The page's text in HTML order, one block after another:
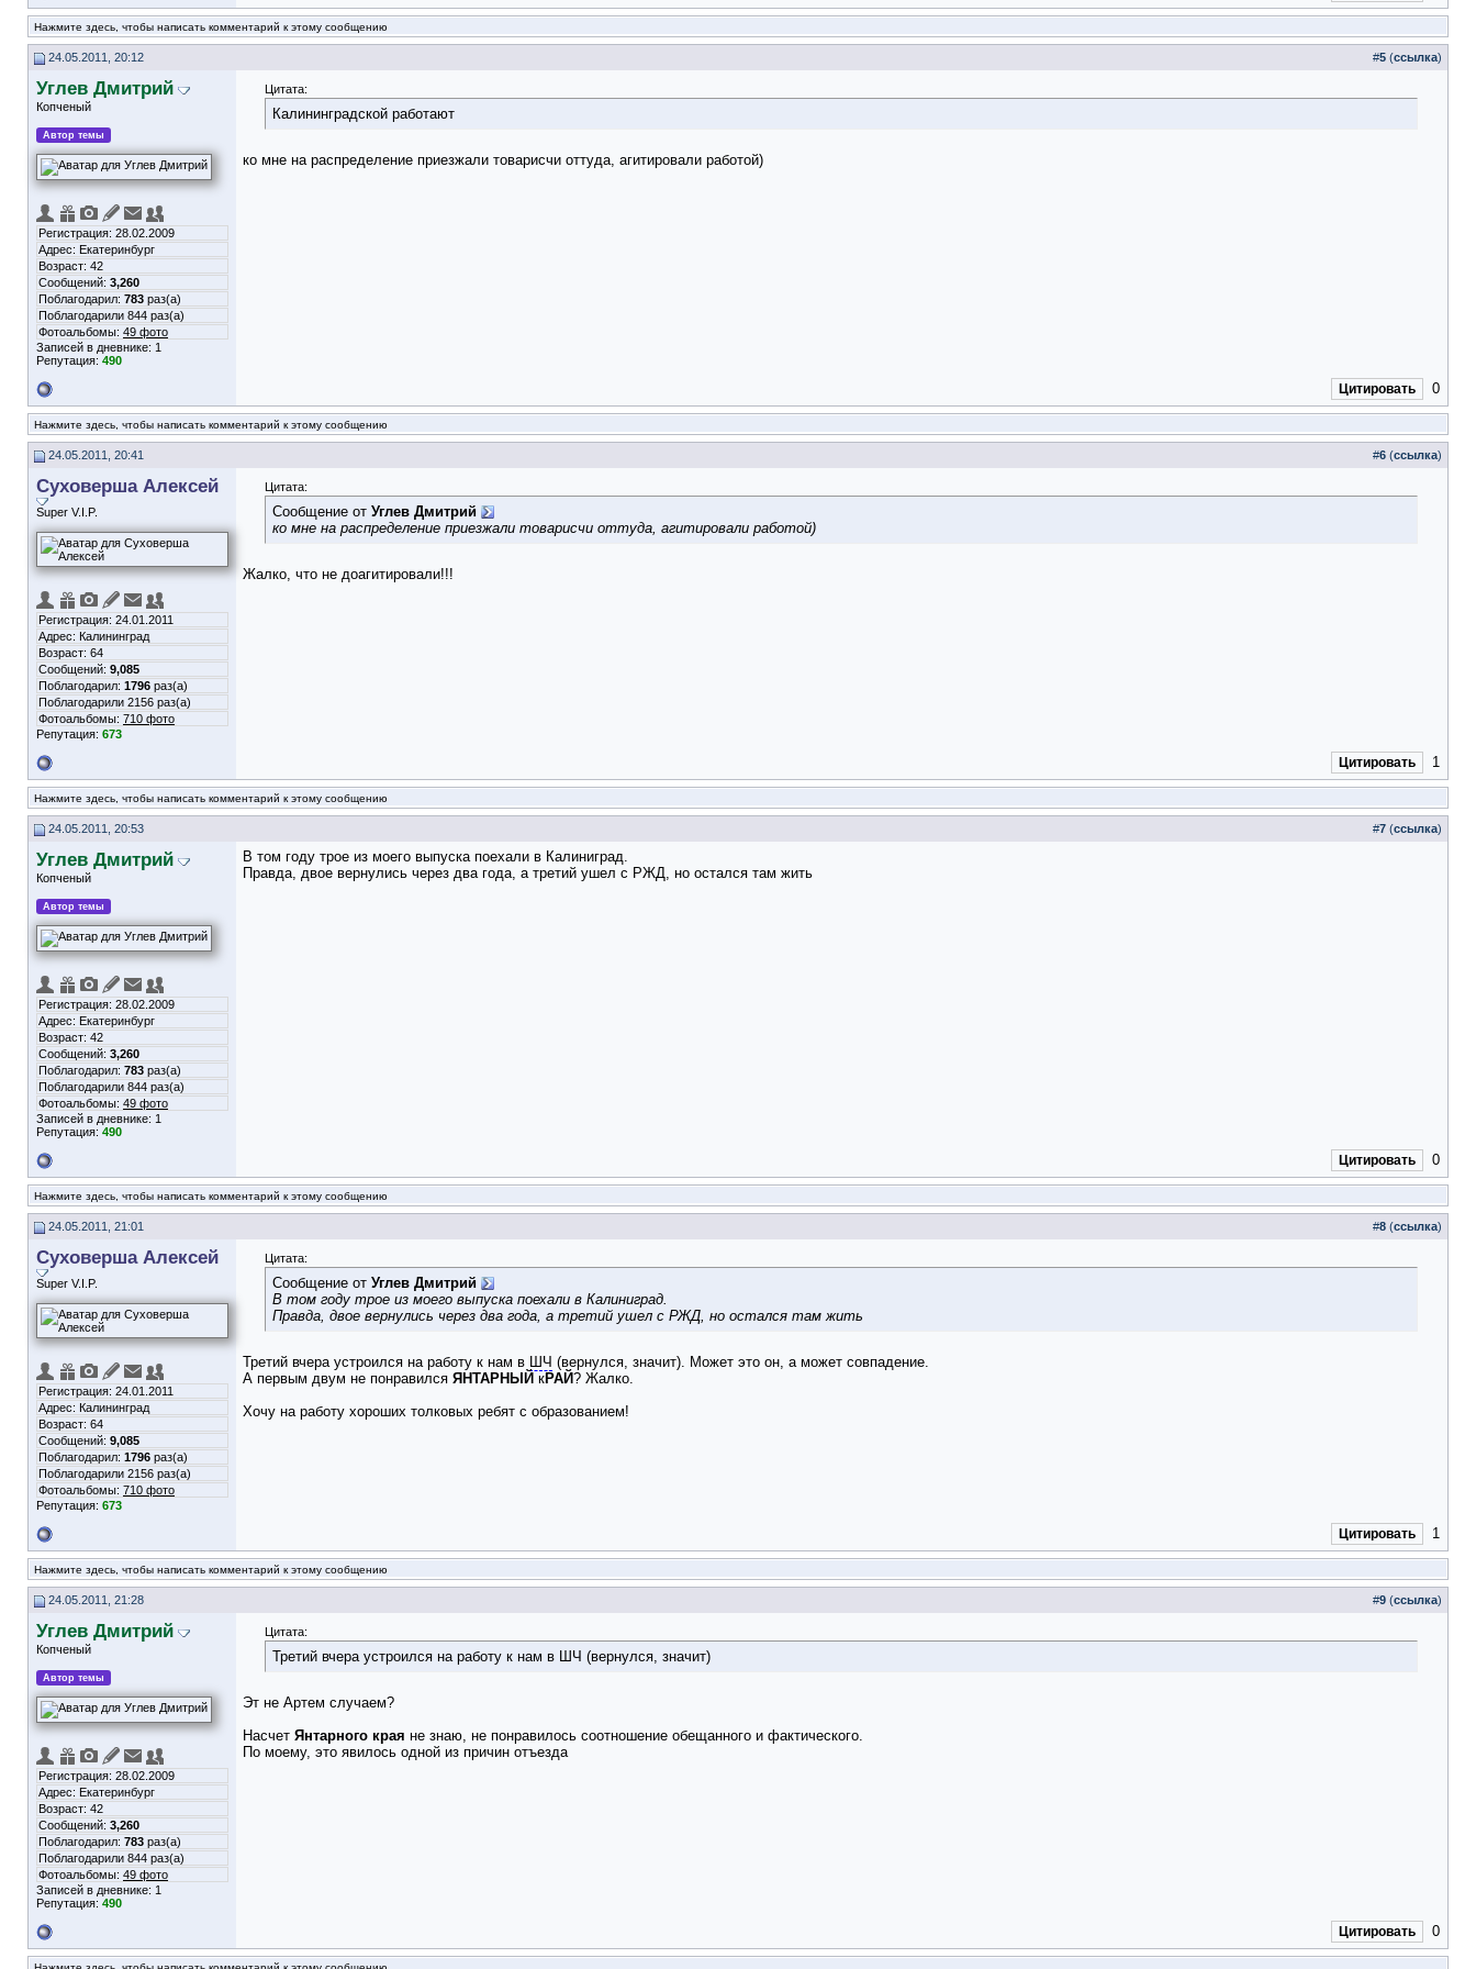
Нажмите здесь, чтобы написать комментарий к этому сообщению
24.05.2011, 20:12 #5 (ссылка)
Углев Дмитрий
Копченый
Автор темы
Регистрация: 28.02.2009
Адрес: Екатеринбург
Возраст: 42
Сообщений: 3,260
Поблагодарил: 783 раз(а)
Поблагодарили 844 раз(а)
Фотоальбомы: 49 фото
Записей в дневнике: 1
Репутация: 490
Цитата:
Калининградской работают
ко мне на распределение приезжали товарисчи оттуда, агитировали работой)
Цитировать 0
Нажмите здесь, чтобы написать комментарий к этому сообщению
24.05.2011, 20:41 #6 (ссылка)
Суховерша Алексей
Super V.I.P.
Регистрация: 24.01.2011
Адрес: Калининград
Возраст: 64
Сообщений: 9,085
Поблагодарил: 1796 раз(а)
Поблагодарили 2156 раз(а)
Фотоальбомы: 710 фото
Репутация: 673
Цитата:
Сообщение от Углев Дмитрий
ко мне на распределение приезжали товарисчи оттуда, агитировали работой)
Жалко, что не доагитировали!!!
Цитировать 1
Нажмите здесь, чтобы написать комментарий к этому сообщению
24.05.2011, 20:53 #7 (ссылка)
Углев Дмитрий
Копченый
Автор темы
Регистрация: 28.02.2009
Адрес: Екатеринбург
Возраст: 42
Сообщений: 3,260
Поблагодарил: 783 раз(а)
Поблагодарили 844 раз(а)
Фотоальбомы: 49 фото
Записей в дневнике: 1
Репутация: 490
В том году трое из моего выпуска поехали в Калиниград.
Правда, двое вернулись через два года, а третий ушел с РЖД, но остался там жить
Цитировать 0
Нажмите здесь, чтобы написать комментарий к этому сообщению
24.05.2011, 21:01 #8 (ссылка)
Суховерша Алексей
Super V.I.P.
Регистрация: 24.01.2011
Адрес: Калининград
Возраст: 64
Сообщений: 9,085
Поблагодарил: 1796 раз(а)
Поблагодарили 2156 раз(а)
Фотоальбомы: 710 фото
Репутация: 673
Цитата:
Сообщение от Углев Дмитрий
В том году трое из моего выпуска поехали в Калиниград.
Правда, двое вернулись через два года, а третий ушел с РЖД, но остался там жить
Третий вчера устроился на работу к нам в ШЧ (вернулся, значит). Может это он, а может совпадение.
А первым двум не понравился ЯНТАРНЫЙ кРАЙ? Жалко.
Хочу на работу хороших толковых ребят с образованием!
Цитировать 1
Нажмите здесь, чтобы написать комментарий к этому сообщению
24.05.2011, 21:28 #9 (ссылка)
Углев Дмитрий
Копченый
Автор темы
Регистрация: 28.02.2009
Адрес: Екатеринбург
Возраст: 42
Сообщений: 3,260
Поблагодарил: 783 раз(а)
Поблагодарили 844 раз(а)
Фотоальбомы: 49 фото
Записей в дневнике: 1
Репутация: 490
Цитата:
Третий вчера устроился на работу к нам в ШЧ (вернулся, значит)
Эт не Артем случаем?
Насчет Янтарного края не знаю, не понравилось соотношение обещанного и фактического.
По моему, это явилось одной из причин отъезда
Цитировать 0